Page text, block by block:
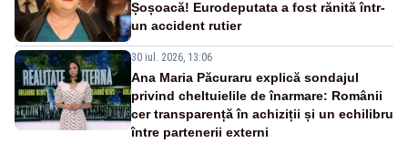
Șoșoacă! Eurodeputata a fost rănită într-
un accident rutier
30 iul. 2026, 13:06
Ana Maria Păcuraru explică sondajul
privind cheltuielile de înarmare: Românii
cer transparență în achiziții și un echilibru
între partenerii externi